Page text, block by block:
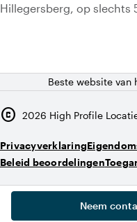
Neem
Hillegersberg, op slechts
Beste website
copyright 2026 High Profile
Privacyverklaring
Beleid beoordelingen